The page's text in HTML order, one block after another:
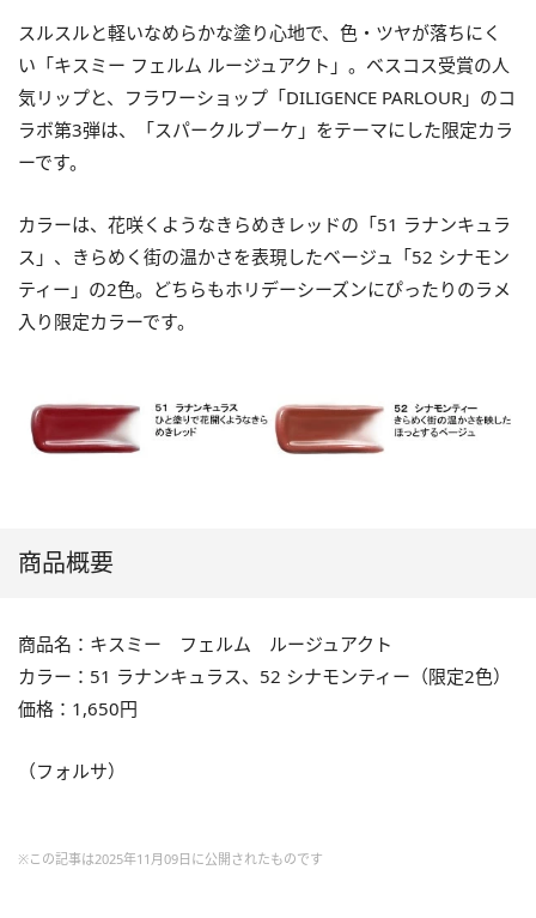
スルスルと軽いなめらかな塗り心地で、色・ツヤが落ちにく
い「キスミー フェルム ルージュアクト」。ベスコス受賞の人
気リップと、フラワーショップ「DILIGENCE PARLOUR」のコ
ラボ第3弾は、「スパークルブーケ」をテーマにした限定カラ
ーです。
カラーは、花咲くようなきらめきレッドの「51 ラナンキュラ
ス」、きらめく街の温かさを表現したベージュ「52 シナモン
ティー」の2色。どちらもホリデーシーズンにぴったりのラメ
入り限定カラーです。
商品概要
商品名：キスミー フェルム ルージュアクト
カラー：51 ラナンキュラス、52 シナモンティー（限定2色）
価格：1,650円
（フォルサ）
※この記事は2025年11月09日に公開されたものです